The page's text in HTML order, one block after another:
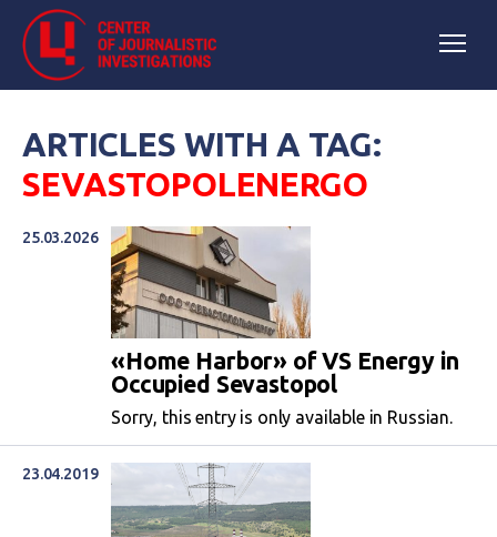
ARTICLES WITH A TAG:
SEVASTOPOLENERGO
25.03.2026
«Home Harbor» of VS Energy in
Occupied Sevastopol
Sorry, this entry is only available in Russian.
23.04.2019